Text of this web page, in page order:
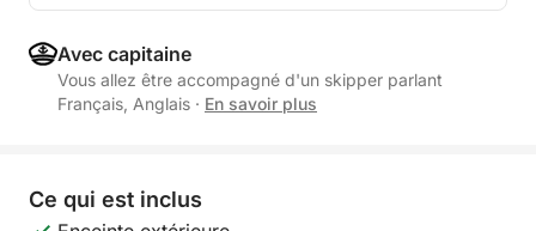
Avec capitaine
Vous allez être accompagné d'un skipper parlant
Français, Anglais · En savoir plus
Ce qui est inclus